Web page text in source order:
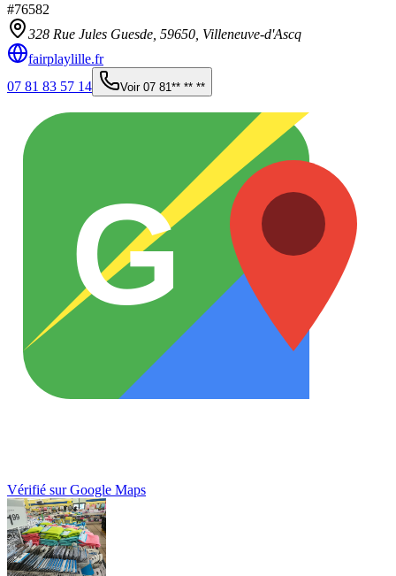
#76582
328 Rue Jules Guesde, 59650 Villeneuve-d'Ascq
fairplaylille.fr
07 81 83 57 14
Voir 07 81** ** **
G
Vérifié sur Google Maps